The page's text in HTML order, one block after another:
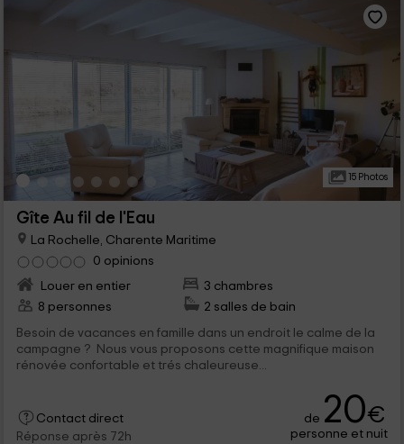
15 Photos
Gîte Au fil de l'Eau
La Rochelle, Charente Maritime
0 opinions
Louer en entier
3 chambres
8 personnes
2 salles de bain
Besoin de vacances en famille dans un endroit le calme de la
campagne ? Nous vous proposons cette magnifique maison
rénovée confortable et trés chaleureuse...
Contact direct
Réponse après 72h
de 20€
personne et nuit